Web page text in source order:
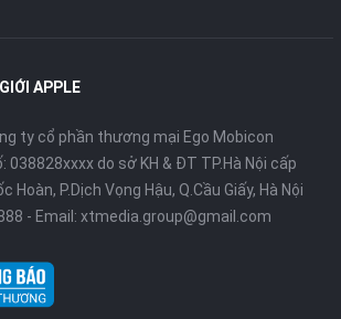
APPLE
ty cổ phần thương mại Ego Mobicon
038828xxxx do sở KH & ĐT TP.Hà Nội cấp
Hoàn, P.Dịch Vọng Hậu, Q.Cầu Giấy, Hà Nội
- Email: xtmedia.group@gmail.com